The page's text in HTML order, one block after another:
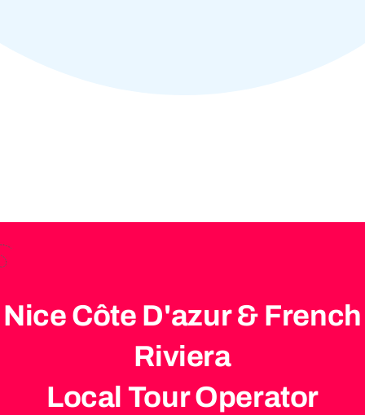
Nice Côte D'azur & French
Riviera
Local Tour Operator